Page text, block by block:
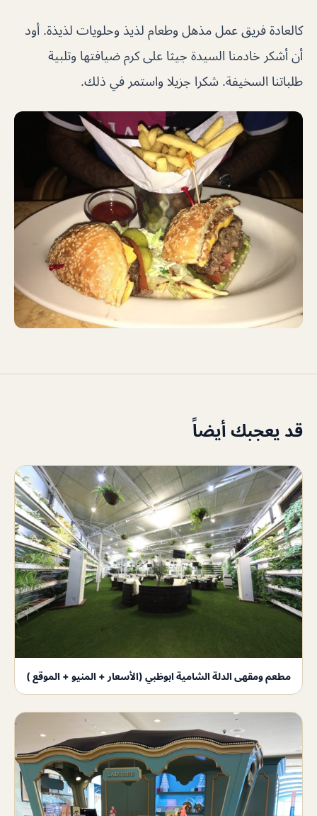
كالعادة فريق عمل مذهل وطعام لذيذ وحلويات لذيذة. أود
أن أشكر خادمنا السيدة جيثا على كرم ضيافتها وتلبية
طلباتنا السخيفة. شكرا جزيلا واستمر في ذلك.
قد يعجبك أيضاً
مطعم ومقهى الدلة الشامية ابوظبي (الأسعار + المنيو + الموقع )